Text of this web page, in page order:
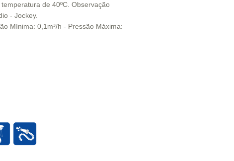
de 40ºC. Observação
- Jockey.
Mínima: 0,1m³/h - Pressão Máxima: